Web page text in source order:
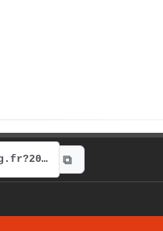
https://radio-g.fr?20942 ⧉